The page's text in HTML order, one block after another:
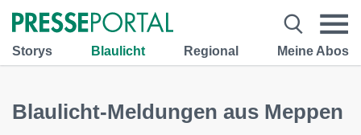
Storys Blaulicht Regional Meine Abos
Blaulicht-Meldungen aus Meppen